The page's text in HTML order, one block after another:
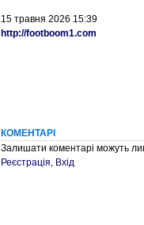
15 травня 2026 15:39
http://footboom1.com
КОМЕНТАРІ
Залишати коментарі можуть
Реєстрація, Вхід